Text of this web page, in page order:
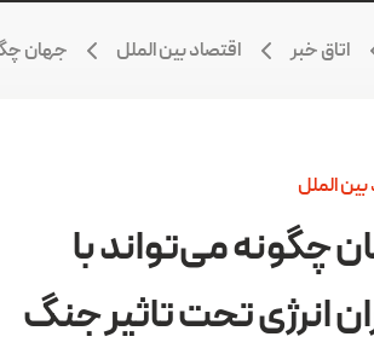
اتاق خبر اقتصاد بین الملل جهان
الملل
چگونه می‌تواند با
انرژی تحت تاثیر جنگ